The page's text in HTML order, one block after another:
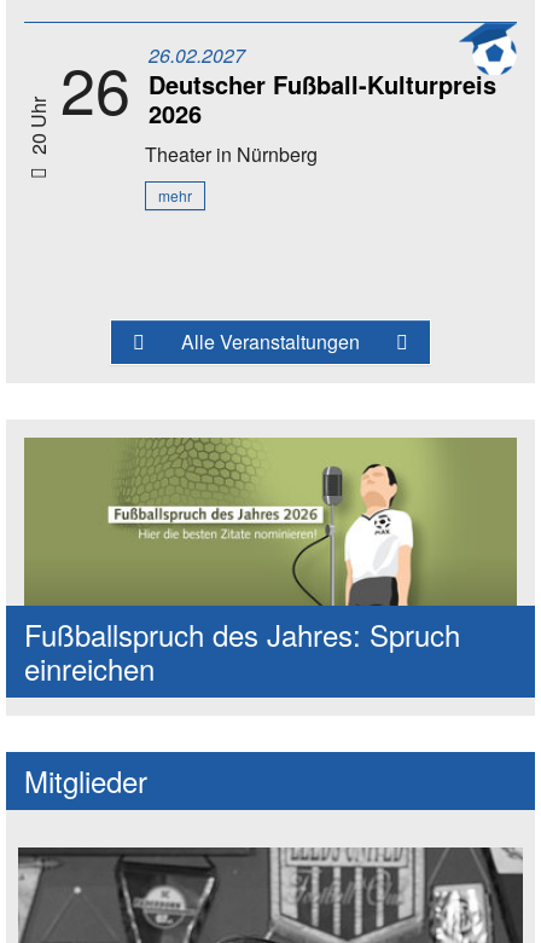
20 Uhr 26 26.02.2027
Deutscher Fußball-Kulturpreis
2026
Theaterin Nürnberg
mehr
Alle Veranstaltungen
Fußballspruch des Jahres: Spruch
einreichen
Mitglieder